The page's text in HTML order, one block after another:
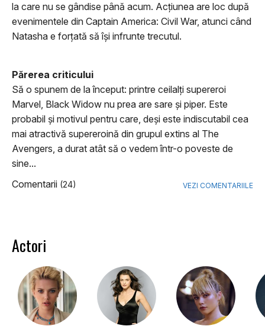
la care nu se gândise până acum. Acțiunea are loc după
evenimentele din Captain America: Civil War, atunci când
Natasha e forțată să își infrunte trecutul.
Părerea criticului
Să o spunem de la început: printre ceilalţi supereroi
Marvel, Black Widow nu prea are sare şi piper. Este
probabil şi motivul pentru care, deşi este indiscutabil cea
mai atractivă supereroină din grupul extins al The
Avengers, a durat atât să o vedem într-o poveste de
sine...
Comentarii (24) VEZI COMENTARIILE
Actori